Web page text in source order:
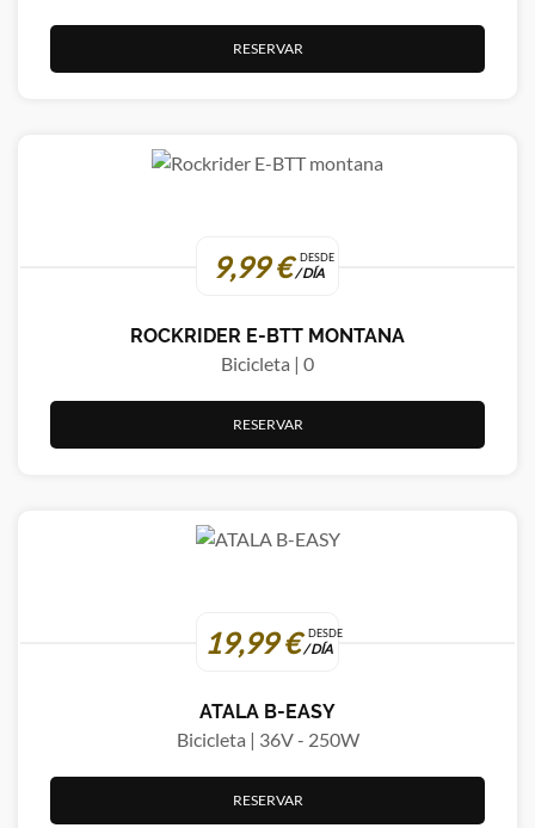
RESERVAR
9,99 € DESDE
/ DÍA
ROCKRIDER E-BTT MONTANA
Bicicleta | 0
RESERVAR
19,99 € DESDE
/ DÍA
ATALA B-EASY
Bicicleta | 36V - 250W
RESERVAR